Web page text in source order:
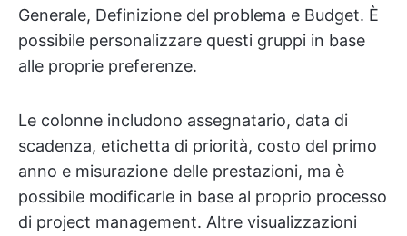
Generale, Definizione del problema e Budget. È
possibile personalizzare questi gruppi in base
alle proprie preferenze.
Le colonne includono assegnatario, data di
scadenza, etichetta di priorità, costo del primo
anno e misurazione delle prestazioni, ma è
possibile modificarle in base al proprio processo
di project management. Altre visualizzazioni